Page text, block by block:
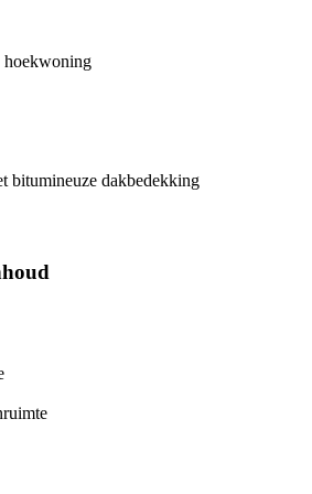
hoekwoning
bitumineuze dakbedekking